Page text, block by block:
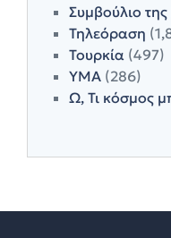
Συμβούλιο
Τηλεόραση
Τουρκία (497)
ΥΜΑ (286)
Ω, Τι κόσμος